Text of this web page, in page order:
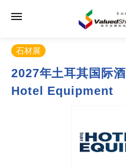
石材展
2027年土耳其国际
Hotel Equipment